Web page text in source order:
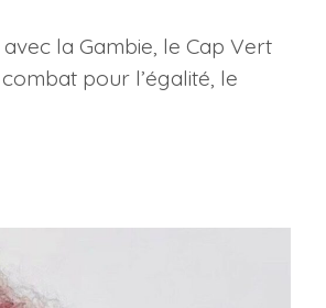
la Gambie, le Cap Vert
pour l’égalité, le